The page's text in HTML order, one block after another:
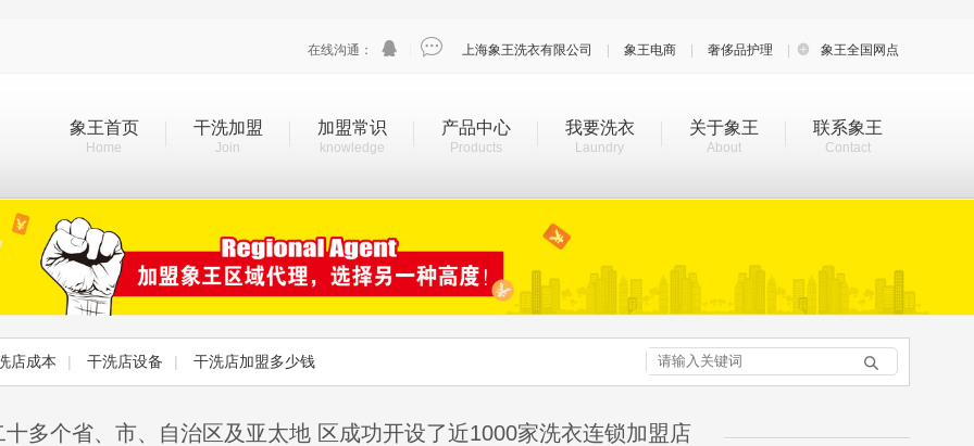
在线沟通：   上海象王洗衣有限公司 象王电商 奢侈品护理  象王全国网点
象王首页
Home
干洗加盟
Join
加盟常识
knowledge
产品中心
Products
我要洗衣
Laundry
关于象王
About
联系象王
Contact
店成本 | 干洗店设备 | 干洗店加盟多少钱 
多个省、市、自治区及亚太地 区成功开设了近1000家洗衣连锁加盟店